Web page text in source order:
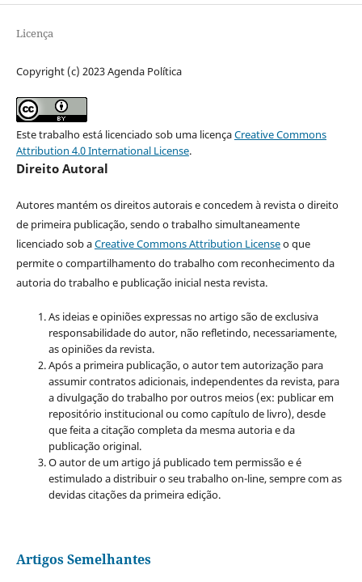
Licença
Copyright (c) 2023 Agenda Política
Este trabalho está licenciado sob uma licençaCreative Commons
Attribution 4.0 International License.
Direito Autoral
Autores mantém os direitos autorais e concedem à revista o direito
de primeira publicação, sendo o trabalho simultaneamente
licenciado sob aCreative Commons Attribution Licenseo que
permite o compartilhamento do trabalho com reconhecimento da
autoria do trabalho e publicação inicial nesta revista.
As ideias e opiniões expressas no artigo são de exclusiva
responsabilidade do autor, não refletindo, necessariamente,
as opiniões da revista.
Após a primeira publicação, o autor tem autorização para
assumir contratos adicionais, independentes da revista, para
a divulgação do trabalho por outros meios (ex: publicar em
repositório institucional ou como capítulo de livro), desde
que feita a citação completa da mesma autoria e da
publicação original.
O autor de um artigo já publicado tem permissão e é
estimulado a distribuir o seu trabalho on-line, sempre com as
devidas citações da primeira edição.
Artigos Semelhantes